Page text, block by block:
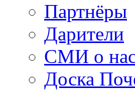
Партнёры
Дарители
СМИ о
Доска